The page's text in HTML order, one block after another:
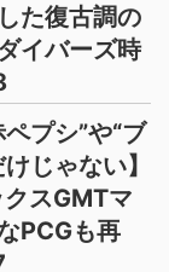
た復古調の
イバーズ時
ペプシ”や“ブ
じゃない】
スGMTマ
PCGも再